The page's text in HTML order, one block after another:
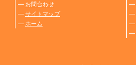
― お問合わせ
― サイトマップ
― ホーム
―
―
―
―